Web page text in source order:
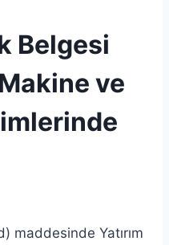
Belgesi
ve
maddesinde Yatırım